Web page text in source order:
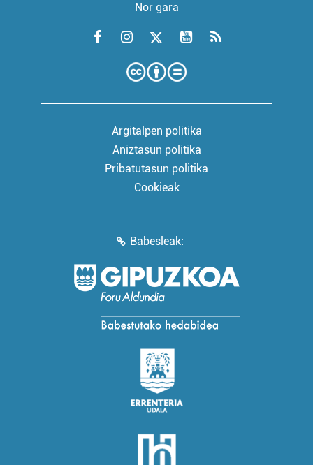
Nor gara
Argitalpen politika
Aniztasun politika
Pribatutasun politika
Cookieak
Babesleak: